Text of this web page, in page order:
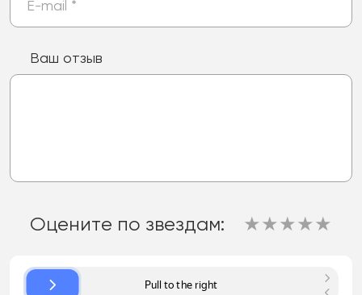
Ваш отзыв
Оцените по звездам: ★
★
★
★
★